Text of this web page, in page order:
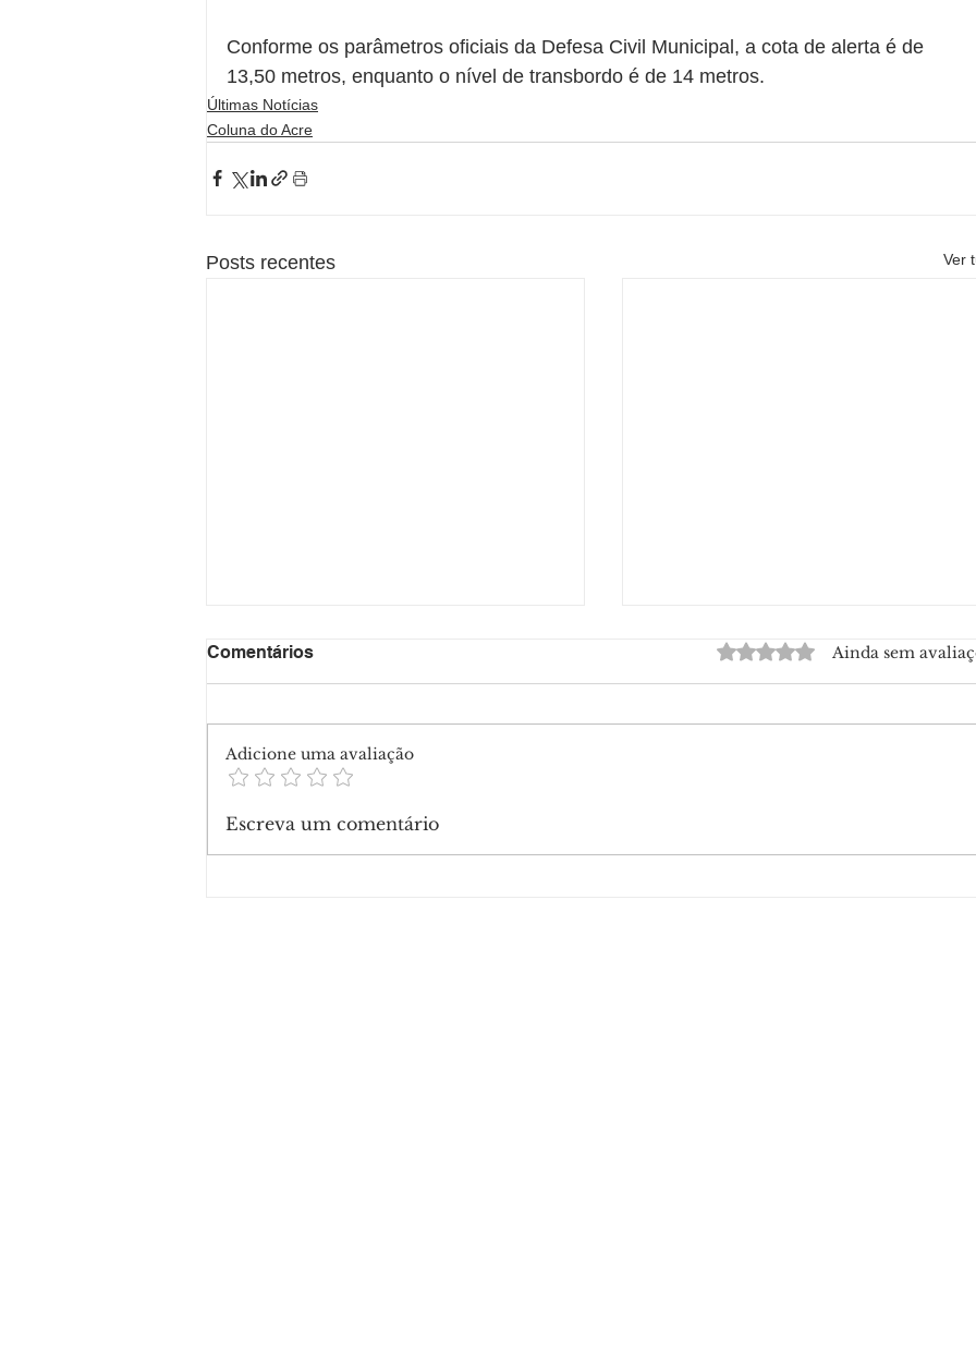
Conforme os parâmetros oficiais da Defesa Civil Municipal, a cota de alerta é de
13,50 metros, enquanto o nível de transbordo é de 14 metros.
Últimas Notícias
Coluna do Acre
Posts recentes Ver
Candidata a deputada, Silvia
Anúncios e e-mails falsos são
Comentários Avaliado com 0 de 5 estrelas.
Ainda sem
Adicione uma avaliação
Escreva um comentário